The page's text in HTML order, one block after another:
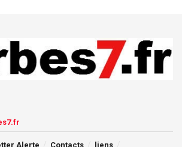
Alerte Contacts liens